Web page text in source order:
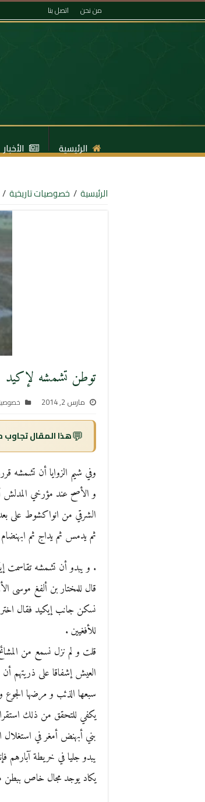
من نحن اتصل بنا
الرئيسية الأخبار
الرئيسية / خصوصيات تاريخية /
توطن تشمشه لإكيد
مارس 2, 2014
💬هذا المقال تجاوب معه 2 قراء — اقرأ
وفي شيم الزوايا أن تشمشه
و الأصح عند مؤرخي المدلش
ثم يدمس ثم يداج ثم ابهنضام
. و يبدو أن تشمشه تقاسمت
قال للمختار بن ألفغ موسى
نسكن جانب إيكيد فقال اختر
للأفغيين .
قلت و لم نزل نسمع من
العيش إشفاقا على ذريتهم
سبعها الذئب و مرضها الجوع
يكفي للتحقق من ذلك
بني أبهنض أمغر في
يبدو جليا في خريطة آبارهم
يكاد يوجد مجال خاص ببطن